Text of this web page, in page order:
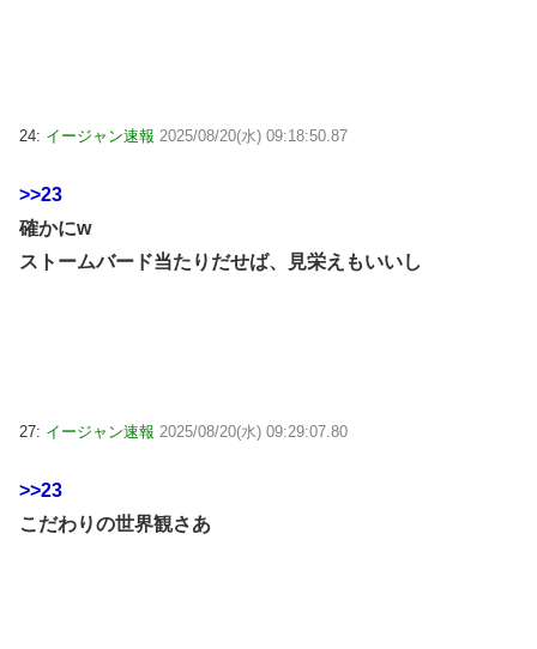
24: イージャン速報 2025/08/20(水) 09:18:50.87
>>23
確かにw
ストームバード当たりだせば、見栄えもいいし
27: イージャン速報 2025/08/20(水) 09:29:07.80
>>23
こだわりの世界観さあ